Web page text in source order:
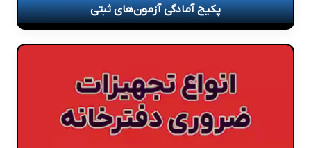
پکیج آمادگی آزمون‌های ثبتی